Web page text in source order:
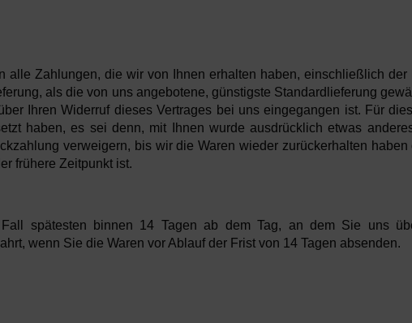
alle Zahlungen, die wir von Ihnen erhalten haben, einschließlich
als die von uns angebotene, günstigste Standardlieferung
Ihren Widerruf dieses Vertrages bei uns eingegangen ist. Für
haben, es sei denn, mit Ihnen wurde ausdrücklich etwas
verweigern, bis wir die Waren wieder zurückerhalten
frühere Zeitpunkt ist.
spätesten binnen 14 Tagen ab dem Tag, an dem Sie uns
wenn Sie die Waren vor Ablauf der Frist von 14 Tagen absenden.